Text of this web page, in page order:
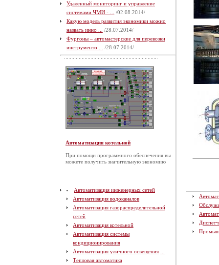
Удаленный мониторинг и управление
системами ЧМИ - ...
/02.08.2014/
Какую модель развития экономики можно
назвать инно ...
/28.07.2014/
Фургоны – автомастерские для перевозки
инструменто ...
/28.07.2014/
Автоматизация котельной
При помощи программного обеспечения вы
можете получить значительную экономию
Автоматизация инженерных сетей
Автоматизация водоканалов
Автоматизация газораспределительной
сетей
Автоматизация котельной
Автоматизация системы
кондиционирования
Автоматизация уличного освещения
Тепловая автоматика